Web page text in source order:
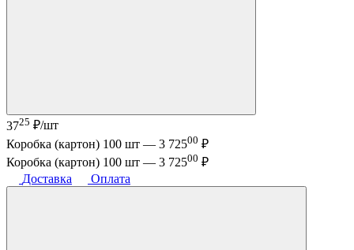
3725 ₽/шт
Коробка (картон) 100 шт — 3 72500 ₽
Коробка (картон) 100 шт — 3 72500 ₽
Доставка
Оплата